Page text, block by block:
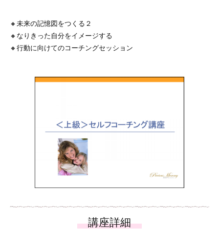
🔸未来の記憶図をつくる２
🔸なりきった自分をイメージする
🔸行動に向けてのコーチングセッション